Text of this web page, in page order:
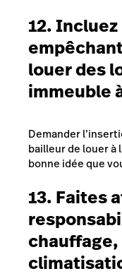
12.
louer des
immeuble
Demander
bailleur de louer
bonne idée que
13. Faites